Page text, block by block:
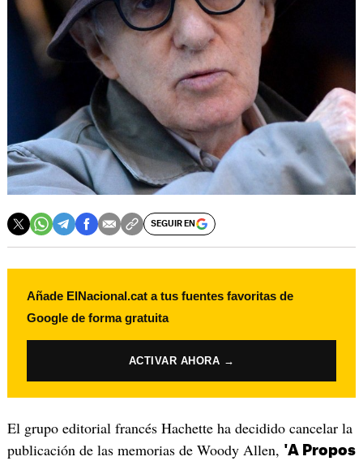
SEGUIR EN
Añade ElNacional.cat a tus fuentes favoritas de
Google de forma gratuita
ACTIVAR AHORA →
El grupo editorial francés Hachette ha decidido cancelar la
publicación de las memorias de Woody Allen, 'A Propos